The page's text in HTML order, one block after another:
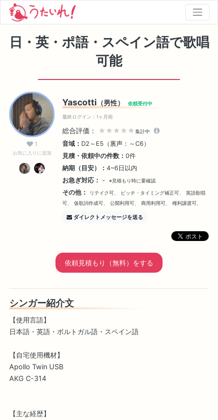
日・英・ポ語・スペイン語で歌唱
可能
1
お気に入りに追加
Yascotti （男性） 依頼受付中
最終ログイン：1ヶ月前
総合評価： ★★★★★ 集計中
音域： D2～E5（裏声：～C6）
見積・依頼中の件数：0件
納期（目安）：4~6日以内
お急ぎ対応：
- ※見積もり時に要確認
その他： リテイク可、 ピッチ・タイミング補正可、
英語歌唱
可、
仮歌詞作成可、 公開利用可、 商用利用可、 権利譲渡可、
ダイレクトメッセージを送る
依頼見積もり（無料）をする
シンガー紹介文
【使用言語】
日本語・英語・ポルトガル語・スペイン語
【自宅使用機材】
Apollo Twin USB
AKG C-314
【主な経歴】